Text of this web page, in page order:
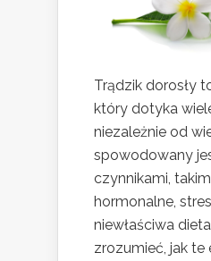
Trądzik dorosły
który dotyka
niezależnie od
spowodowany
czynnikami,
hormonalne,
niewłaściwa
zrozumieć, jak te